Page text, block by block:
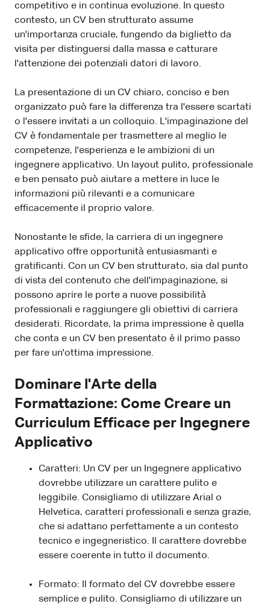
competitivo e in continua evoluzione. In questo
contesto, un CV ben strutturato assume
un'importanza cruciale, fungendo da biglietto da
visita per distinguersi dalla massa e catturare
l'attenzione dei potenziali datori di lavoro.
La presentazione di un CV chiaro, conciso e ben
organizzato può fare la differenza tra l'essere scartati
o l'essere invitati a un colloquio. L'impaginazione del
CV è fondamentale per trasmettere al meglio le
competenze, l'esperienza e le ambizioni di un
ingegnere applicativo. Un layout pulito, professionale
e ben pensato può aiutare a mettere in luce le
informazioni più rilevanti e a comunicare
efficacemente il proprio valore.
Nonostante le sfide, la carriera di un ingegnere
applicativo offre opportunità entusiasmanti e
gratificanti. Con un CV ben strutturato, sia dal punto
di vista del contenuto che dell'impaginazione, si
possono aprire le porte a nuove possibilità
professionali e raggiungere gli obiettivi di carriera
desiderati. Ricordate, la prima impressione è quella
che conta e un CV ben presentato è il primo passo
per fare un'ottima impressione.
Dominare l'Arte della
Formattazione: Come Creare un
Curriculum Efficace per Ingegnere
Applicativo
Caratteri: Un CV per un Ingegnere applicativo
dovrebbe utilizzare un carattere pulito e
leggibile. Consigliamo di utilizzare Arial o
Helvetica, caratteri professionali e senza grazie,
che si adattano perfettamente a un contesto
tecnico e ingegneristico. Il carattere dovrebbe
essere coerente in tutto il documento.
Formato: Il formato del CV dovrebbe essere
semplice e pulito. Consigliamo di utilizzare un